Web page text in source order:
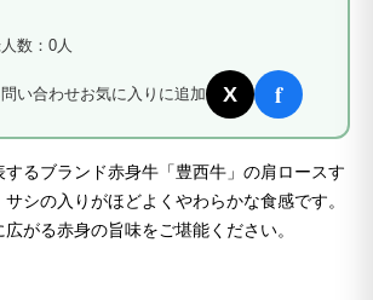
数：0人
い合わせお気に入りに追加 X f
るブランド赤身牛「豊西牛」の肩ロースす
シの入りがほどよくやわらかな食感です。
がる赤身の旨味をご堪能ください。